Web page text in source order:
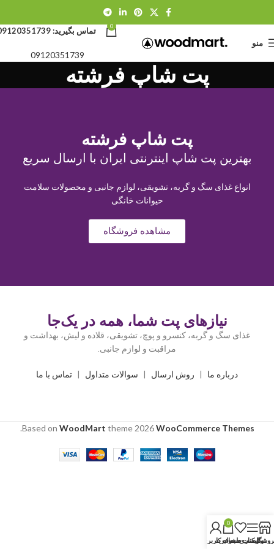
منو
0 تماس بگیرید:
09120351739
پت شاپ فرشته
پت شاپ فرشته
بهترین پت شاپ اینترنتی ایران با ارسال سریع
انواع غذای سگ و گربه، تشویقی، لوازم جانبی و محصولات سلامت
حیوانات خانگی
مشاهده فروشگاه
نیازهای پت شما، همه در یک‌جا
غذای سگ و گربه، کنسرو و پوچ، تشویقی، قلاده و لیش، بهداشت و
مراقبت و لوازم جانبی.
درباره ما روش ارسال سوالات متداول تماس با ما
Based on WoodMart theme2026WooCommerce Themes
.
نوار کناری
لیست دلخواه
0
سبد خرید
حساب کاربری من